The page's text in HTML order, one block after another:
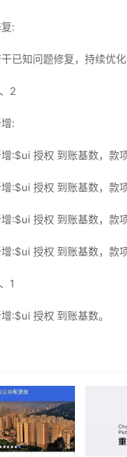
:
已知问题修复，持续优
2
:
:$ui 授权 到账基数，款
:$ui 授权 到账基数，款
:$ui 授权 到账基数，款
:$ui 授权 到账基数，款
1
:$ui 授权 到账基数。